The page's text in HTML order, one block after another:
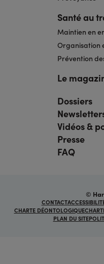
Santé au
Maintien en
Organisation
Prévention
Le
Navigation
pied
de
page
bis
Dossiers
Vidéos &
Presse
FAQ
©
Navigation
sous
CONTACT
CHARTE DÉONTOLOGIQUE
PLAN DU SITE